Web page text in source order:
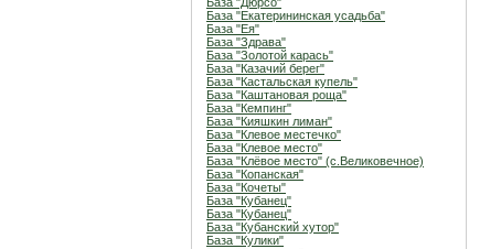
База "Екатерининская усадьба"
База "Ея"
База "Здрава"
База "Золотой карась"
База "Казачий берег"
База "Кастальская купель"
База "Каштановая роща"
База "Кемпинг"
База "Кияшкин лиман"
База "Клевое местечко"
База "Клевое место"
База "Клёвое место" (с.Великовечное)
База "Копанская"
База "Кочеты"
База "Кубанец"
База "Кубанец"
База "Кубанский хутор"
База "Кулики"